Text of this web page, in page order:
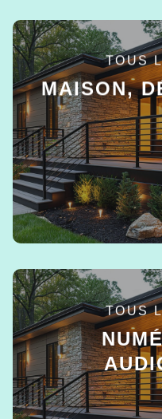
TOUS
MAISON,
EN
TOUS
EN